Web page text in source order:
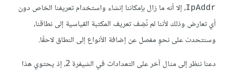
IpAddr، إلا أنه ما زال بإمكاننا إنشاء واستخدام تعريفنا الخاص دون
أي تعارض وذلك لأننا لم نُضِف تعريف المكتبة القياسية إلى نطاقنا،
وسنتحدث على نحوٍ مفصل عن إضافة الأنواع إلى النطاق لاحقًا.
دعنا ننظر إلى مثال آخر على التعدادات في الشيفرة 2، إذ يحتوي هذا